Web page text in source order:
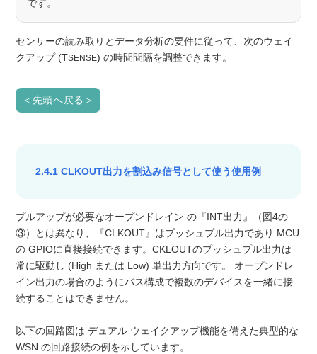
です。
センサーの読み取りとデータ分析の要件に従って、次のウェイ
クアップ (TSENSE) の時間間隔を調整できます。
＜先頭へ戻る＞
2.4.1 CLKOUT出力を割込み信号として使う使用例
プルアップが必要なオープンドレイン の『INT出力』（図4の
③）とは異なり、『CLKOUT』はプッシュプル出力であり MCU
の GPIOに直接接続できます。CKLOUTのプッシュプル出力は
常に駆動し (High または Low) 単出力方向です。 オープンドレ
イン出力の場合のようにバス構成で複数のデバイスを一緒に接
続することはできません。
以下の回路図は デュアル ウェイクアップ機能を備えた典型的な
WSN の回路接続の例を示しています。